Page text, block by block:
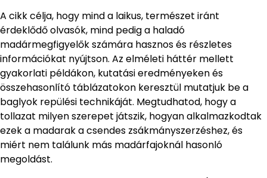
A cikk célja, hogy mind a laikus, természet iránt
érdeklődő olvasók, mind pedig a haladó
madármegfigyelők számára hasznos és részletes
információkat nyújtson. Az elméleti háttér mellett
gyakorlati példákon, kutatási eredményeken és
összehasonlító táblázatokon keresztül mutatjuk be a
baglyok repülési technikáját. Megtudhatod, hogy a
tollazat milyen szerepet játszik, hogyan alkalmazkodtak
ezek a madarak a csendes zsákmányszerzéshez, és
miért nem találunk más madárfajoknál hasonló
megoldást.